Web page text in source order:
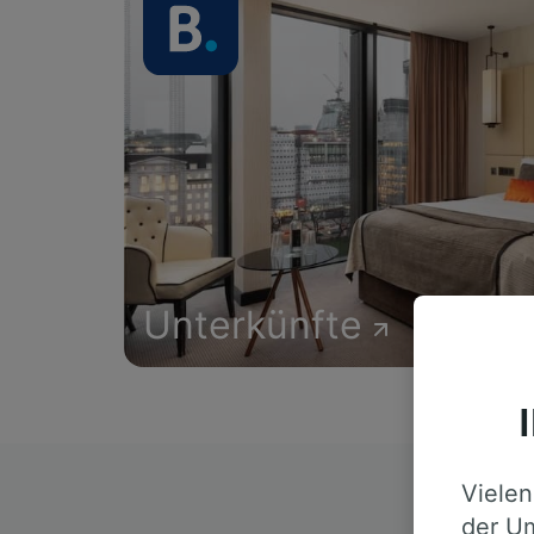
Unterkünfte
der